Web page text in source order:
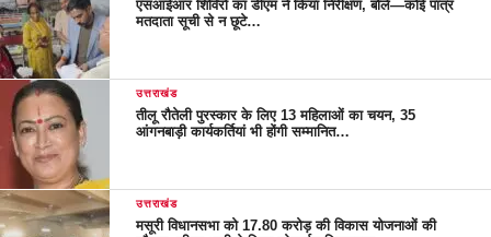
एसआईआर शिविरों का डीएम ने किया निरीक्षण, बोले—कोई पात्र
मतदाता सूची से न छूटे…
उत्तराखंड
तीलू रौतेली पुरस्कार के लिए 13 महिलाओं का चयन, 35
आंगनबाड़ी कार्यकर्तियां भी होंगी सम्मानित…
उत्तराखंड
मसूरी विधानसभा को 17.80 करोड़ की विकास योजनाओं की